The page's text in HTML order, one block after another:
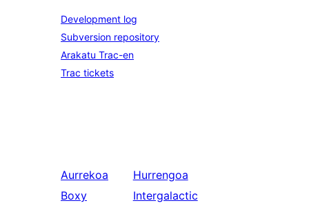
Development log
Subversion repository
Arakatu Trac-en
Trac tickets
Aurrekoa
Boxy
Hurrengoa
Intergalactic